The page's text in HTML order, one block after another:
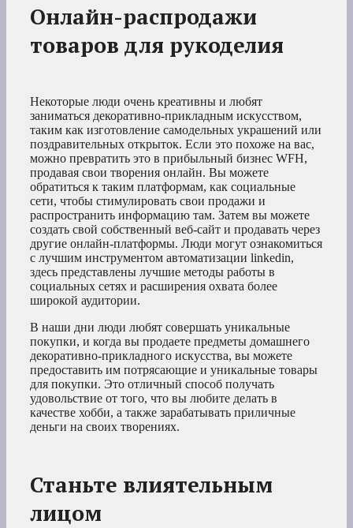
Онлайн-распродажи
товаров для рукоделия
Некоторые люди очень креативны и любят
заниматься декоративно-прикладным искусством,
таким как изготовление самодельных украшений или
поздравительных открыток. Если это похоже на вас,
можно превратить это в прибыльный бизнес WFH,
продавая свои творения онлайн. Вы можете
обратиться к таким платформам, как социальные
сети, чтобы стимулировать свои продажи и
распространить информацию там. Затем вы можете
создать свой собственный веб-сайт и продавать через
другие онлайн-платформы. Люди могут ознакомиться
с лучшим инструментом автоматизации linkedin,
здесь представлены лучшие методы работы в
социальных сетях и расширения охвата более
широкой аудитории.
В наши дни люди любят совершать уникальные
покупки, и когда вы продаете предметы домашнего
декоративно-прикладного искусства, вы можете
предоставить им потрясающие и уникальные товары
для покупки. Это отличный способ получать
удовольствие от того, что вы любите делать в
качестве хобби, а также зарабатывать приличные
деньги на своих творениях.
Станьте влиятельным
лицом